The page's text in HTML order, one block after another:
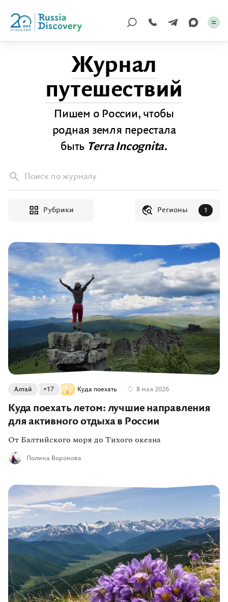
По России
Корпоративные
Журнал
Сертификаты
Подписаться
Пн-Пт:10:00–20:00
Сб:11:00–20:00
Журнал
путешествий
Пишем о России, чтобы
родная земля перестала
быть Terra Incognita.
Поиск по журналу
Рубрики Регионы 1
Куда поехать
+17
Алтай 8 мая 2026
Куда поехать летом: лучшие направления
для активного отдыха в России
От Балтийского моря до Тихого океана
Полина Воронова